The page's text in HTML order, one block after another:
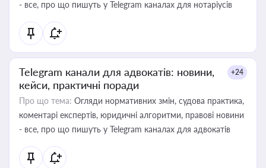
- все, про що пишуть у Telegram каналах для нотаріусів
Telegram канали для адвокатів: новини,
кейси, практичні поради
+24
Про що тема: Огляди нормативних змін, судова практика,
коментарі експертів, юридичні алгоритми, правові новини
- все, про що пишуть у Telegram каналах для адвокатів